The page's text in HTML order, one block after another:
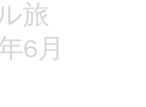
旅
6月